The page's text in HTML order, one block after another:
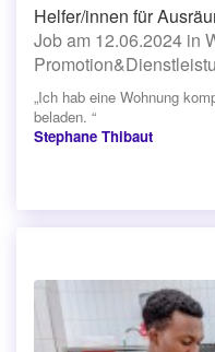
Helfer/innen für
Job am 12.06.2024 in
„Ich hab eine Wohnung
beladen. “
Stephane Thibaut